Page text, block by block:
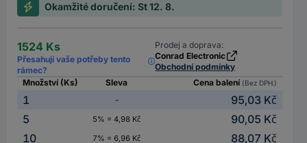
Okamžité doručení: St 12. 8.
1524 Ks
Přesahují vaše potřeby tento
rámec?
Prodej a doprava:
Conrad Electronic
Obchodní podmínky
Množství (Ks)
Sleva Cena balení (Bez DPH.)
1 -
95,03 Kč
5
5% = 4,98 Kč
90,05 Kč
10
7% = 6,96 Kč 88,07 Kč